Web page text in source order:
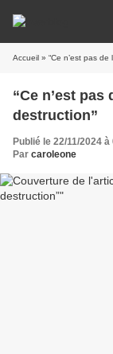
Accueil » “Ce n’est pas
“Ce n’est
destruction”
Publié le 22/11/2024 à
Par caroleone